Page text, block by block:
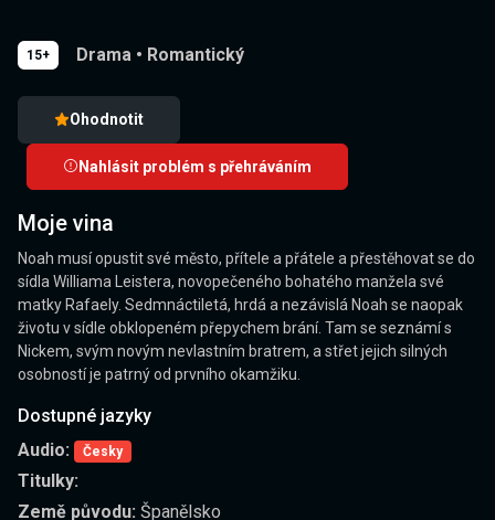
15+ Drama • Romantický
Ohodnotit
Nahlásit problém s přehráváním
Moje vina
Noah musí opustit své město, přítele a přátele a přestěhovat se do
sídla Williama Leistera, novopečeného bohatého manžela své
matky Rafaely. Sedmnáctiletá, hrdá a nezávislá Noah se naopak
životu v sídle obklopeném přepychem brání. Tam se seznámí s
Nickem, svým novým nevlastním bratrem, a střet jejich silných
osobností je patrný od prvního okamžiku.
Dostupné jazyky
Audio:
Česky
Titulky:
Země původu: Španělsko